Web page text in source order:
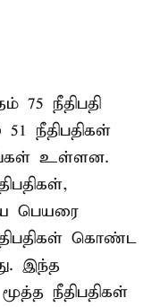
75 நீதிபதி
நீதிபதிகள்
உள்ளன.
பெயரை
கொண்ட
இந்த
நீதிபதிகள்